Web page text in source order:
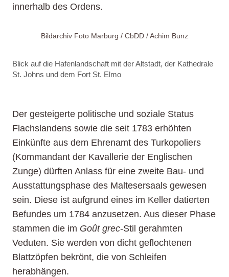
innerhalb des Ordens.
Bildarchiv Foto Marburg / CbDD / Achim Bunz
Blick auf die Hafenlandschaft mit der Altstadt, der Kathedrale
St. Johns und dem Fort St. Elmo
Der gesteigerte politische und soziale Status
Flachslandens sowie die seit 1783 erhöhten
Einkünfte aus dem Ehrenamt des Turkopoliers
(Kommandant der Kavallerie der Englischen
Zunge) dürften Anlass für eine zweite Bau- und
Ausstattungsphase des Maltesersaals gewesen
sein. Diese ist aufgrund eines im Keller datierten
Befundes um 1784 anzusetzen. Aus dieser Phase
stammen die im Goût grec-Stil gerahmten
Veduten. Sie werden von dicht geflochtenen
Blattzöpfen bekrönt, die von Schleifen
herabhängen.